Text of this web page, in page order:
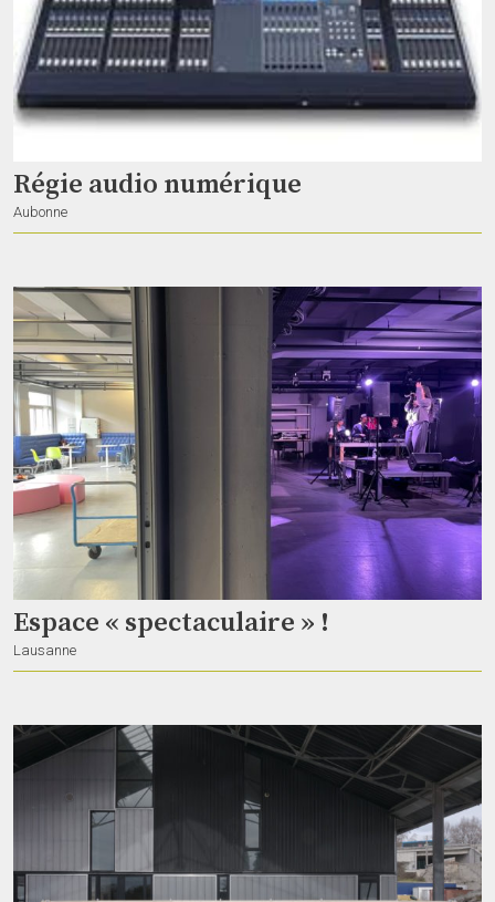
Régie audio numérique
Aubonne
Espace « spectaculaire » !
Lausanne